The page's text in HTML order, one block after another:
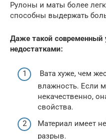
Рулоны и маты более
способны выдержать
Даже такой современный
недостатками:
Вата хуже, чем
влажность. Если
некачественно,
свойства.
Материал имеет
разрыв.